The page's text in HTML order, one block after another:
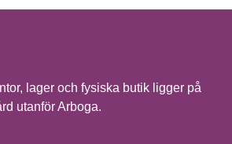
lager och fysiska butik ligger på
utanför Arboga.